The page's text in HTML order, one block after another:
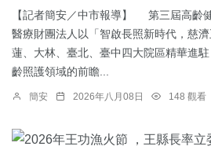
【記者簡安／中市報導】 第三屆高齡
醫療財團法人以「智啟長照新時代，慈
蓮、大林、臺北、臺中四大院區精華進
齡照護領域的前瞻...
簡安 2026年八月08日 148 觀看